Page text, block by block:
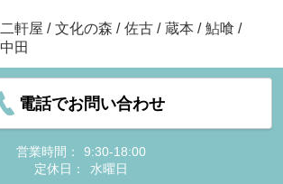
二軒屋 / 文化の森 / 佐古 / 蔵本 / 鮎喰 /
中田
電話でお問い合わせ
営業時間：
9:30-18:00
定休日：
水曜日